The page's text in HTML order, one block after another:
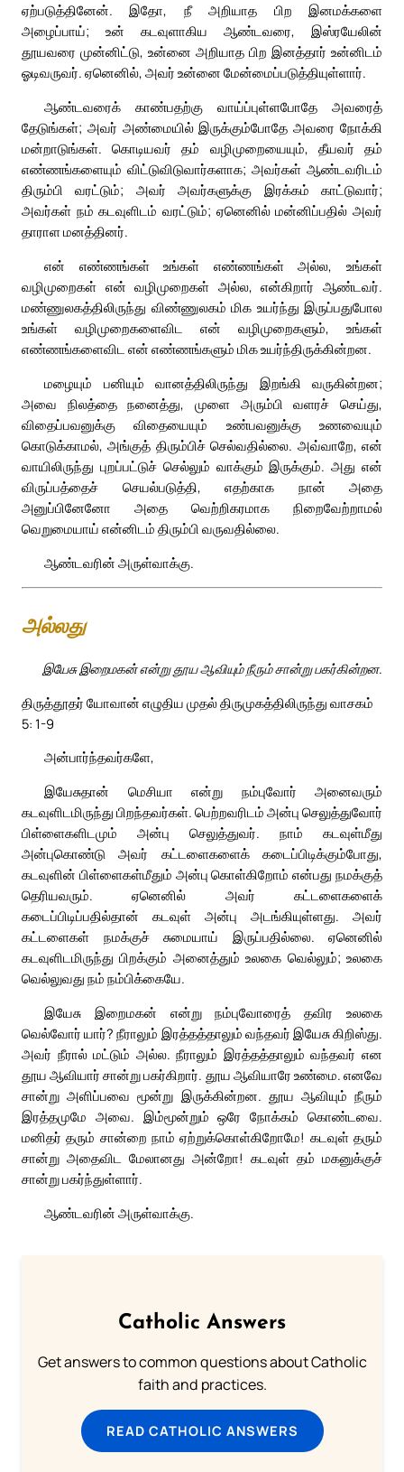
ஏற்படுத்தினேன். இதோ, நீ அறியாத பிற இனமக்களை
அழைப்பாய்; உன் கடவுளாகிய ஆண்டவரை, இஸ்ரயேலின்
தூயவரை முன்னிட்டு, உன்னை அறியாத பிற இனத்தார் உன்னிடம்
ஓடிவருவர். ஏனெனில், அவர் உன்னை மேன்மைப்படுத்தியுள்ளார்.
ஆண்டவரைக் காண்பதற்கு வாய்ப்புள்ளபோதே அவரைத்
தேடுங்கள்; அவர் அண்மையில் இருக்கும்போதே அவரை நோக்கி
மன்றாடுங்கள். கொடியவர் தம் வழிமுறையையும், தீயவர் தம்
எண்ணங்களையும் விட்டுவிடுவார்களாக; அவர்கள் ஆண்டவரிடம்
திரும்பி வரட்டும்; அவர் அவர்களுக்கு இரக்கம் காட்டுவார்;
அவர்கள் நம் கடவுளிடம் வரட்டும்; ஏனெனில் மன்னிப்பதில் அவர்
தாராள மனத்தினர்.
என் எண்ணங்கள் உங்கள் எண்ணங்கள் அல்ல, உங்கள்
வழிமுறைகள் என் வழிமுறைகள் அல்ல, என்கிறார் ஆண்டவர்.
மண்ணுலகத்திலிருந்து விண்ணுலகம் மிக உயர்ந்து இருப்பதுபோல
உங்கள் வழிமுறைகளைவிட என் வழிமுறைகளும், உங்கள்
எண்ணங்களைவிட என் எண்ணங்களும் மிக உயர்ந்திருக்கின்றன.
மழையும் பனியும் வானத்திலிருந்து இறங்கி வருகின்றன;
அவை நிலத்தை நனைத்து, முளை அரும்பி வளரச் செய்து,
விதைப்பவனுக்கு விதையையும் உண்பவனுக்கு உணவையும்
கொடுக்காமல், அங்குத் திரும்பிச் செல்வதில்லை. அவ்வாறே, என்
வாயிலிருந்து புறப்பட்டுச் செல்லும் வாக்கும் இருக்கும். அது என்
விருப்பத்தைச் செயல்படுத்தி, எதற்காக நான் அதை
அனுப்பினேனோ அதை வெற்றிகரமாக நிறைவேற்றாமல்
வெறுமையாய் என்னிடம் திரும்பி வருவதில்லை.
ஆண்டவரின் அருள்வாக்கு.
அல்லது
இயேசு இறைமகன் என்று தூய ஆவியும் நீரும் சான்று பகர்கின்றன.
திருத்தூதர் யோவான் எழுதிய முதல் திருமுகத்திலிருந்து வாசகம்
5: 1-9
அன்பார்ந்தவர்களே,
இயேசுதான் மெசியா என்று நம்புவோர் அனைவரும்
கடவுளிடமிருந்து பிறந்தவர்கள். பெற்றவரிடம் அன்பு செலுத்துவோர்
பிள்ளைகளிடமும் அன்பு செலுத்துவர். நாம் கடவுள்மீது
அன்புகொண்டு அவர் கட்டளைகளைக் கடைப்பிடிக்கும்போது,
கடவுளின் பிள்ளைகள்மீதும் அன்பு கொள்கிறோம் என்பது நமக்குத்
தெரியவரும். ஏனெனில் அவர் கட்டளைகளைக்
கடைப்பிடிப்பதில்தான் கடவுள் அன்பு அடங்கியுள்ளது. அவர்
கட்டளைகள் நமக்குச் சுமையாய் இருப்பதில்லை. ஏனெனில்
கடவுளிடமிருந்து பிறக்கும் அனைத்தும் உலகை வெல்லும்; உலகை
வெல்லுவது நம் நம்பிக்கையே.
இயேசு இறைமகன் என்று நம்புவோரைத் தவிர உலகை
வெல்வோர் யார்? நீராலும் இரத்தத்தாலும் வந்தவர் இயேசு கிறிஸ்து.
அவர் நீரால் மட்டும் அல்ல. நீராலும் இரத்தத்தாலும் வந்தவர் என
தூய ஆவியார் சான்று பகர்கிறார். தூய ஆவியாரே உண்மை. எனவே
சான்று அளிப்பவை மூன்று இருக்கின்றன. தூய ஆவியும் நீரும்
இரத்தமுமே அவை. இம்மூன்றும் ஒரே நோக்கம் கொண்டவை.
மனிதர் தரும் சான்றை நாம் ஏற்றுக்கொள்கிறோமே! கடவுள் தரும்
சான்று அதைவிட மேலானது அன்றோ! கடவுள் தம் மகனுக்குச்
சான்று பகர்ந்துள்ளார்.
ஆண்டவரின் அருள்வாக்கு.
Catholic Answers
Get answers to common questions about Catholic
faith and practices.
READ CATHOLIC ANSWERS